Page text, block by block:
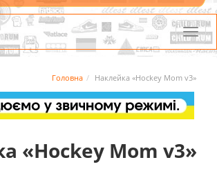
Головна Наклейка «Hockey Mom v3»
«Hockey Mom v3»